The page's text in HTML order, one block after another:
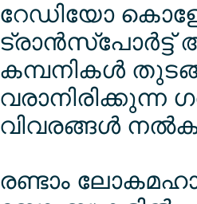
റേഡിയോ
ട്രാന്‍സ്പോര്‍ട്ട്
കമ്പനികള്‍
വരാനിരിക്കുന്ന
വിവരങ്ങള്‍
രണ്ടാം